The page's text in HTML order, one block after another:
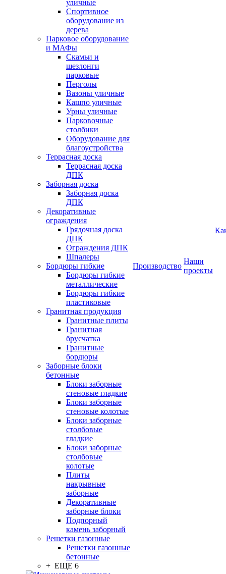
уличные
Спортивное
оборудование из
дерева
Парковое оборудование
и МАФы
Скамьи и
шезлонги
парковые
Перголы
Вазоны уличные
Кашпо уличные
Урны уличные
Парковочные
столбики
Оборудование для
благоустройства
Террасная доска
Террасная доска
ДПК
Заборная доска
Заборная доска
ДПК
Декоративные
ограждения
Грядочная доска
ДПК
Ограждения ДПК
Шпалеры
Бордюры гибкие
Бордюры гибкие
металлические
Бордюры гибкие
пластиковые
Гранитная продукция
Гранитные плиты
Гранитная
брусчатка
Гранитные
бордюры
Заборные блоки
бетонные
Блоки заборные
стеновые гладкие
Блоки заборные
стеновые колотые
Блоки заборные
столбовые
гладкие
Блоки заборные
столбовые
колотые
Плиты
накрывные
заборные
Декоративные
заборные блоки
Подпорный
камень заборный
Решетки газонные
Решетки газонные
бетонные
+ ЕЩЕ 6
Производство
Наши
проекты